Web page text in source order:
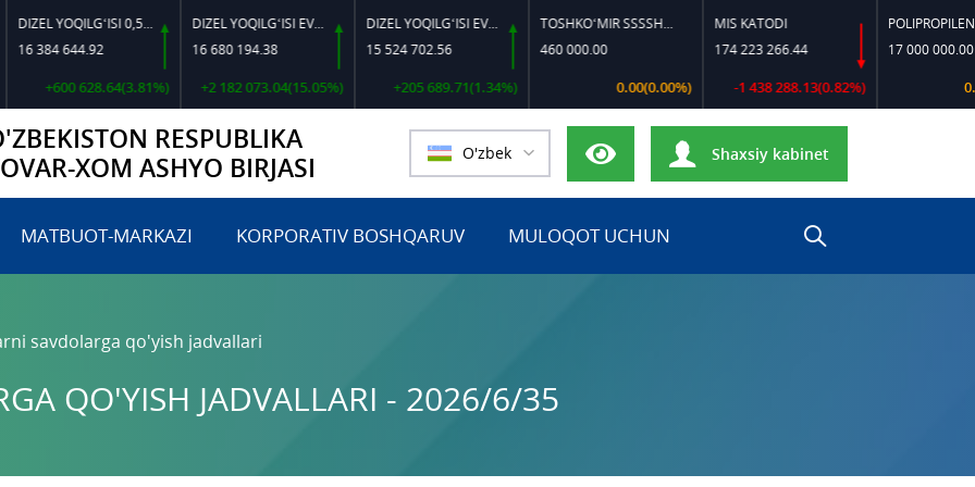
DIZEL YOQILG‘ISI 0,5-40
384 644.92
+600 628.64(3.81%)
DIZEL YOQILG‘ISI EVRO L-K-4
16 680 194.38
+2 182 073.04(15.05%)
DIZEL YOQILG‘ISI EVRO-L II K-4 SSDF
15 524 702.56
+205 689.71(1.34%)
TOSHKO‘MIR SSSSH-13
460 000.00
0.00(0.00%)
MIS KATODI
174 223 266.44
-1 438 288.13(0.82%)
POLIPROPILEN B-
17 000 000.00
RESPUBLIKA
XOM ASHYO BIRJASI
O'zbek Shaxsiy kabinet
MATBUOT-MARKAZI KORPORATIV BOSHQARUV MULOQOT UCHUN
savdolarga qo'yish jadvallari
QO'YISH JADVALLARI - 2026/6/35